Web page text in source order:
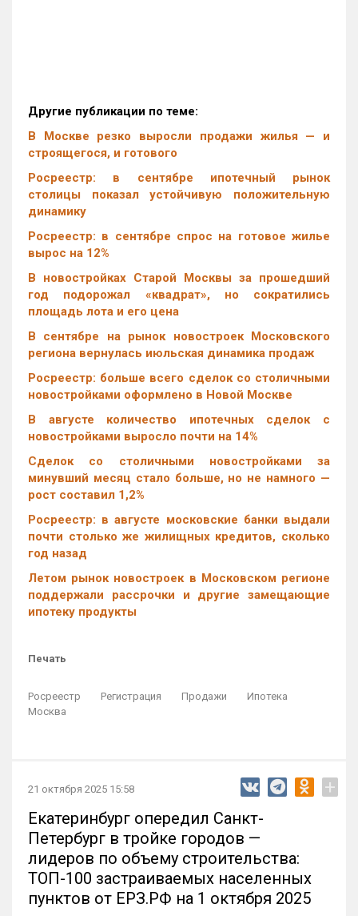
Другие публикации по теме:
В Москве резко выросли продажи жилья — и
строящегося, и готового
Росреестр: в сентябре ипотечный рынок
столицы показал устойчивую положительную
динамику
Росреестр: в сентябре спрос на готовое жилье
вырос на 12%
В новостройках Старой Москвы за прошедший
год подорожал «квадрат», но сократились
площадь лота и его цена
В сентябре на рынок новостроек Московского
региона вернулась июльская динамика продаж
Росреестр: больше всего сделок со столичными
новостройками оформлено в Новой Москве
В августе количество ипотечных сделок с
новостройками выросло почти на 14%
Cделок со столичными новостройками за
минувший месяц стало больше, но не намного —
рост составил 1,2%
Росреестр: в августе московские банки выдали
почти столько же жилищных кредитов, сколько
год назад
Летом рынок новостроек в Московском регионе
поддержали рассрочки и другие замещающие
ипотеку продукты
Печать
Росреестр Регистрация Продажи
Ипотека
Москва
21 октября 2025 15:58 +
Екатеринбург опередил Санкт-
Петербург в тройке городов —
лидеров по объему строительства:
ТОП-100 застраиваемых населенных
пунктов от ЕРЗ.РФ на 1 октября 2025